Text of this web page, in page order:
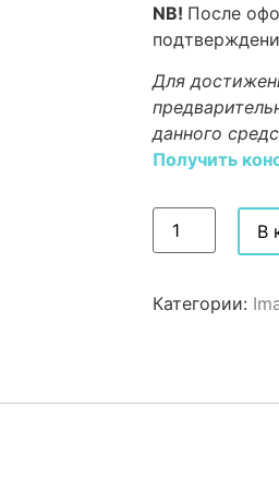
NB! После
Для
данного
Получить
В
Категории: